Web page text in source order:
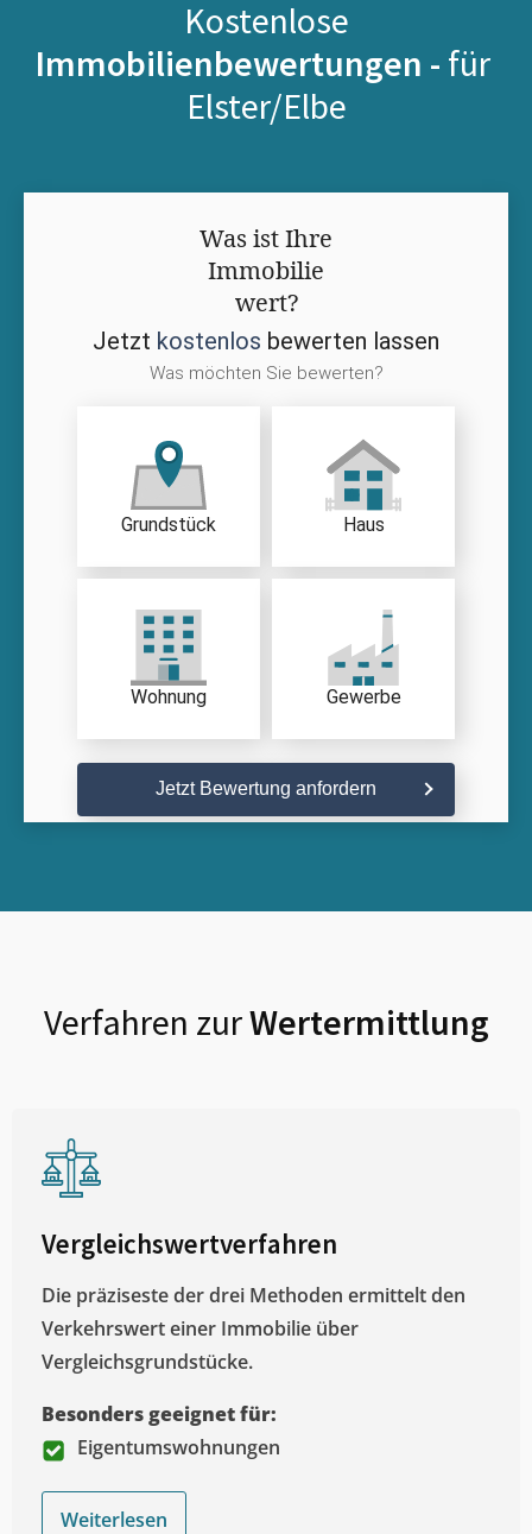
Kostenlose
Immobilienbewertungen - für
Elster/Elbe
Was ist Ihre
Immobilie
wert?
Jetzt kostenlos bewerten lassen
Was möchten Sie bewerten?
Grundstück Haus
Wohnung Gewerbe
Jetzt Bewertung anfordern
Verfahren zurWertermittlung
Vergleichswertverfahren
Die präziseste der drei Methoden ermittelt den
Verkehrswert einer Immobilie über
Vergleichsgrundstücke.
Besonders geeignet für:
Eigentumswohnungen
Weiterlesen